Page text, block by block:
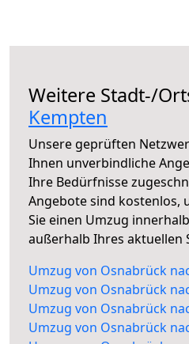
Weitere Stadt-/
Kempten
Unsere geprüften
Ihnen unverbindliche
Ihre Bedürfnisse
Angebote sind kostenlos,
Sie einen Umzug
außerhalb Ihres aktuellen
Umzug von Osnabrück
Umzug von Osnabrück
Umzug von Osnabrück
Umzug von Osnabrück